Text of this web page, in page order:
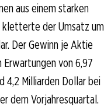
aus einem starken
der Umsatz um
Der Gewinn je Aktie
von 6,97
4,2 Milliarden Dollar bei
dem Vorjahresquartal.